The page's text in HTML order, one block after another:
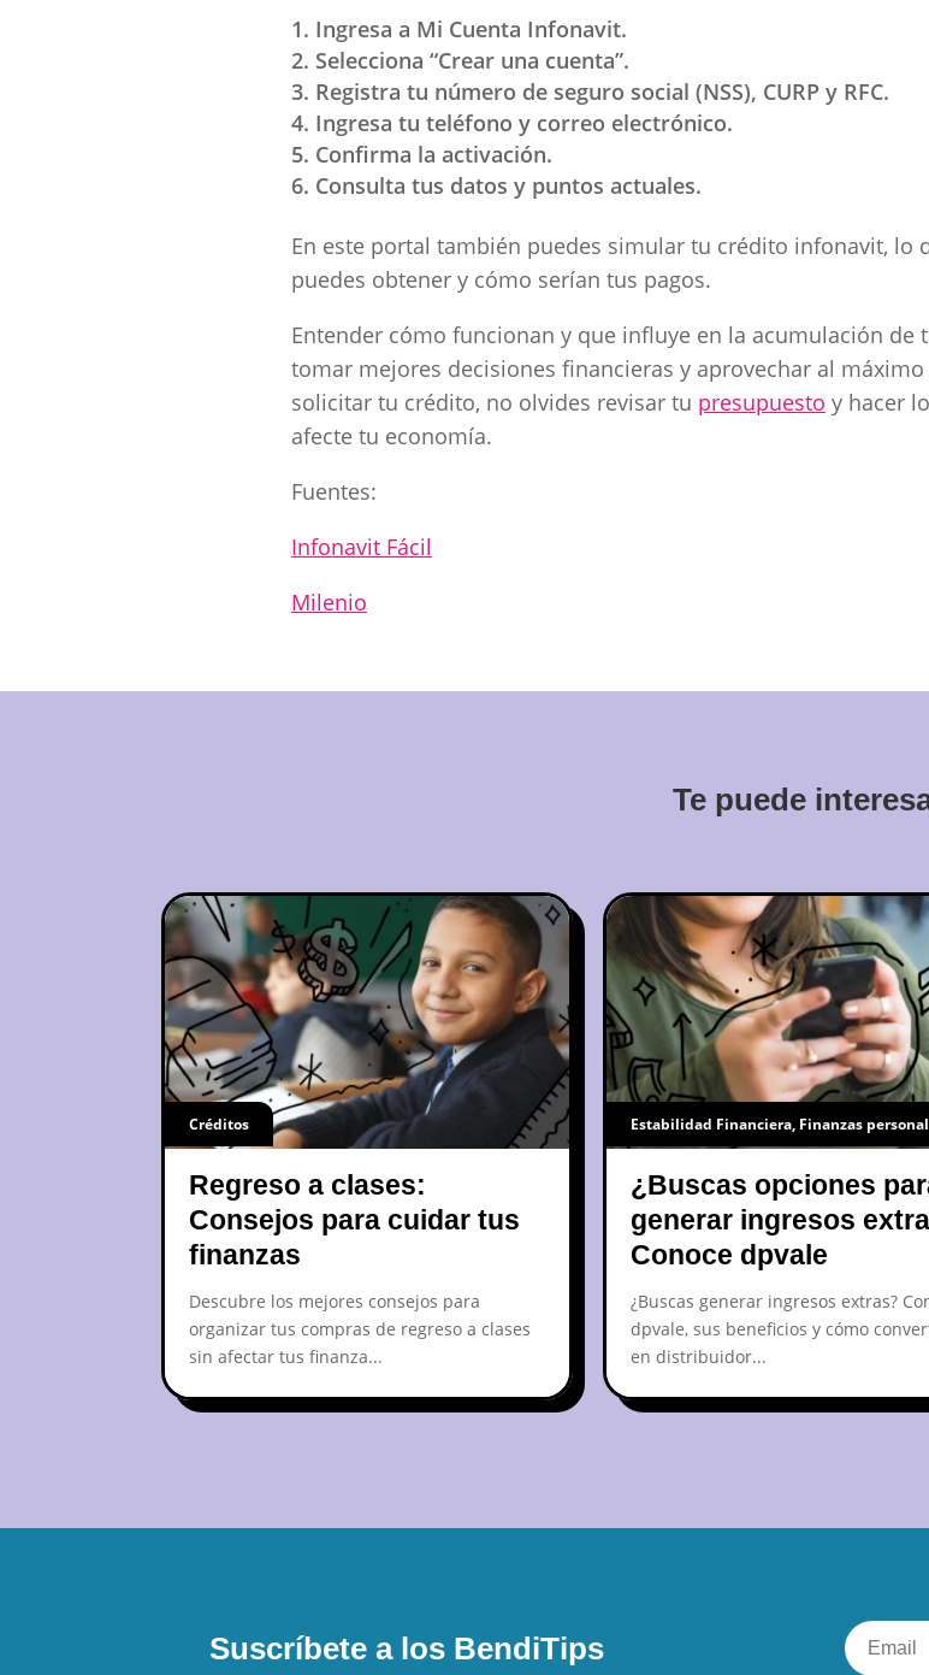
Ingresa a Mi Cuenta Infonavit.
Selecciona “Crear una cuenta”.
Registra tu número de seguro social (NSS), CURP y RFC.
Ingresa tu teléfono y correo electrónico.
Confirma la activación.
Consulta tus datos y puntos actuales.
En este portal también puedes simular tu crédito infonavit, lo
puedes obtener y cómo serían tus pagos.
Entender cómo funcionan y que influye en la acumulación de
tomar mejores decisiones financieras y aprovechar al
solicitar tu crédito, no olvides revisar tu presupuesto y hacer
afecte tu economía.
Fuentes:
Infonavit Fácil
Milenio
Te puede
Créditos
Regreso a clases:
Consejos para cuidar tus
finanzas
Descubre los mejores consejos para
organizar tus compras de regreso a clases
sin afectar tus finanza...
Estabilidad Financiera, Finanzas
¿Buscas opciones
generar ingresos
Conoce dpvale
¿Buscas generar ingresos extras?
dpvale, sus beneficios y cómo
en distribuidor...
Suscríbete a los BendiTips